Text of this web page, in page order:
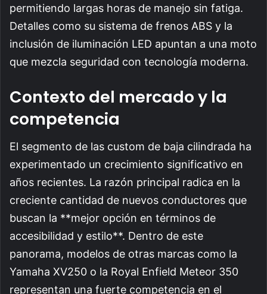
permitiendo largas horas de manejo sin fatiga.
Detalles como su sistema de frenos ABS y la
inclusión de iluminación LED apuntan a una moto
que mezcla seguridad con tecnología moderna.
Contexto del mercado y la
competencia
El segmento de las custom de baja cilindrada ha
experimentado un crecimiento significativo en
años recientes. La razón principal radica en la
creciente cantidad de nuevos conductores que
buscan la **mejor opción en términos de
accesibilidad y estilo**. Dentro de este
panorama, modelos de otras marcas como la
Yamaha XV250 o la Royal Enfield Meteor 350
representan una fuerte competencia en el